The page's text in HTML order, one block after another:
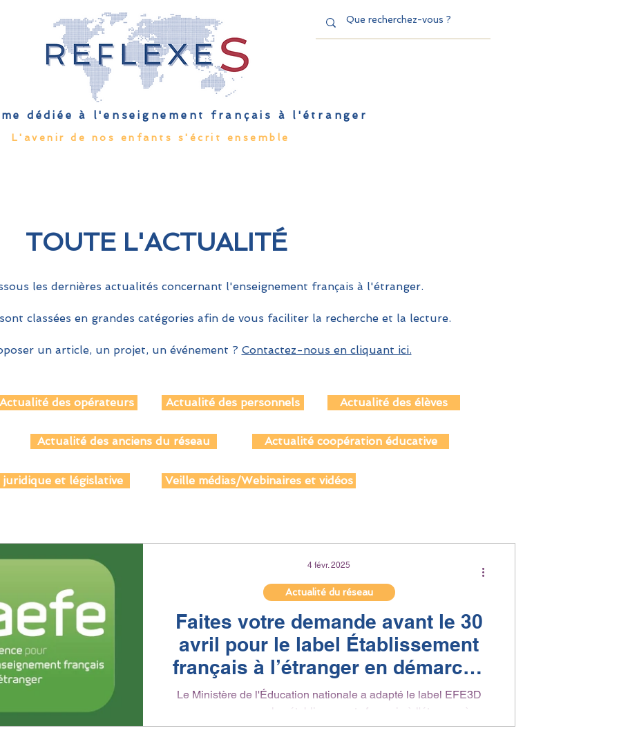
dédiée à l'enseignement français à l'étranger
L'avenir de nos enfants s'écrit ensemble
TOUTE L'ACTUALITÉ
les dernières actualités concernant l'enseignement français à l'étranger.
classées en grandes catégories afin de vous faciliter la recherche et la lecture.
un article, un projet, un événement ? Contactez-nous en cliquant ici.
des opérateurs Actualité des personnels Actualité des élèves
Actualité des anciens du réseau Actualité coopération éducative
et législative Veille médias/Webinaires et vidéos
Faites votre demande avant le 30
avril pour le label Établissement
français à l’étranger en démarche
globale de développement durable
Le Ministère de l'Éducation nationale a adapté le label EFE3D
pour encourager les établissements français à l'étranger à
s'engager dans...
Actualité du réseau
4 févr. 2025